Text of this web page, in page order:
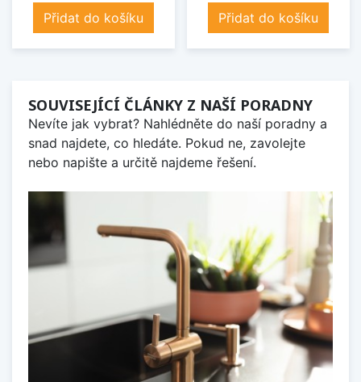
Přidat do košíku Přidat do košíku
SOUVISEJÍCÍ ČLÁNKY Z NAŠÍ PORADNY
Nevíte jak vybrat? Nahlédněte do naší poradny a
snad najdete, co hledáte. Pokud ne, zavolejte
nebo napište a určitě najdeme řešení.